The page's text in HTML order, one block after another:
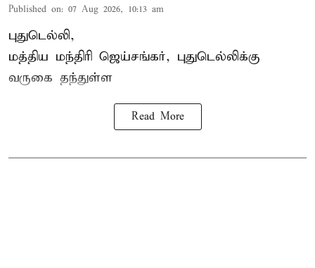
Published on: 07 Aug 2026, 10:13 am
புதுடெல்லி,
மத்திய மந்திரி ஜெய்சங்கர், புதுடெல்லிக்கு
வருகை தந்துள்ள
Read More